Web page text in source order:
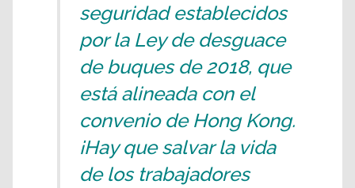
seguridad establecidos
por la Ley de desguace
de buques de 2018, que
está alineada con el
convenio de Hong Kong.
¡Hay que salvar la vida
de los trabajadores